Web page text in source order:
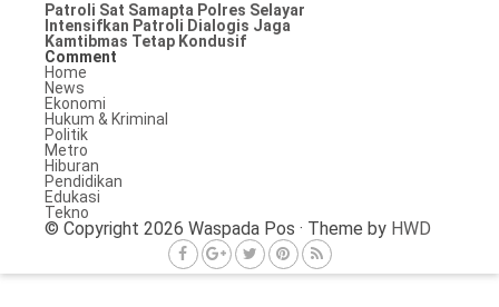
Patroli Sat Samapta Polres Selayar
Intensifkan Patroli Dialogis Jaga
Kamtibmas Tetap Kondusif
Comment
Home
News
Ekonomi
Hukum & Kriminal
Politik
Metro
Hiburan
Pendidikan
Edukasi
Tekno
© Copyright 2026 Waspada Pos · Theme by HWD